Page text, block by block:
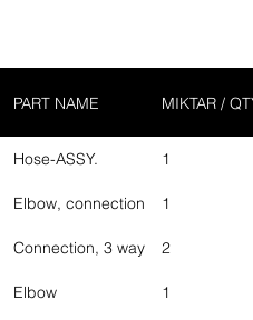
PART NAME MIKTAR /
Hose-ASSY. 1
Elbow, connection 1
Connection, 3 way 2
Elbow 1